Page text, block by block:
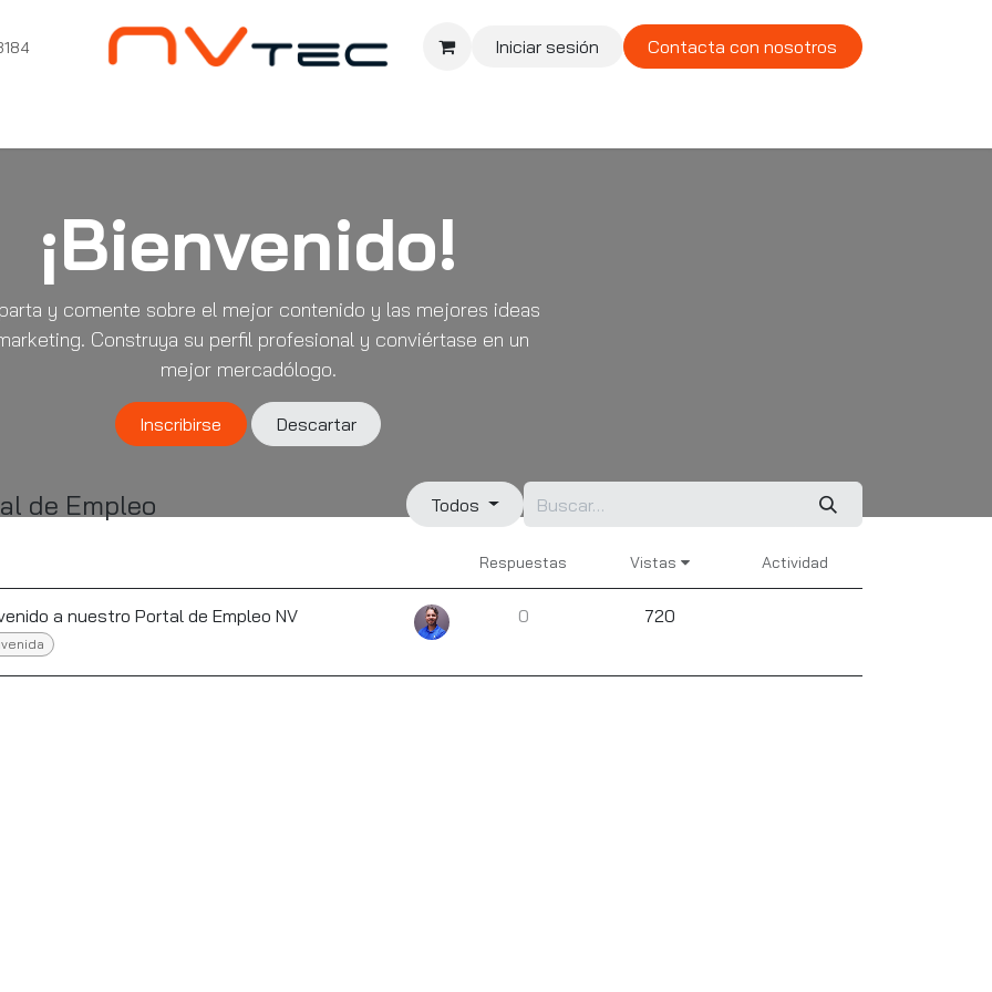
Iniciar sesión Contacta con nosotros
¡Bienvenido!
y comente sobre el mejor contenido y las mejores ideas
Construya su perfil profesional y conviértase en un
mejor mercadólogo.
Inscribirse Descartar
de Empleo Todos
Respuestas Vistas Actividad
a nuestro Portal de Empleo NV 0 720